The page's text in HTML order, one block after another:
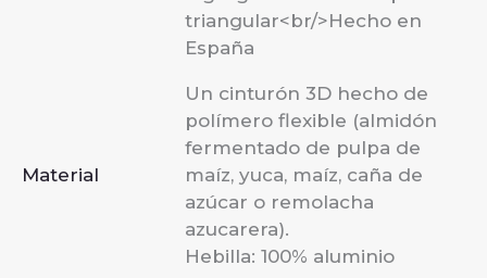
triangular<br/>Hecho en
España
Material
Un cinturón 3D hecho de
polímero flexible (almidón
fermentado de pulpa de
maíz, yuca, maíz, caña de
azúcar o remolacha
azucarera).
Hebilla: 100% aluminio